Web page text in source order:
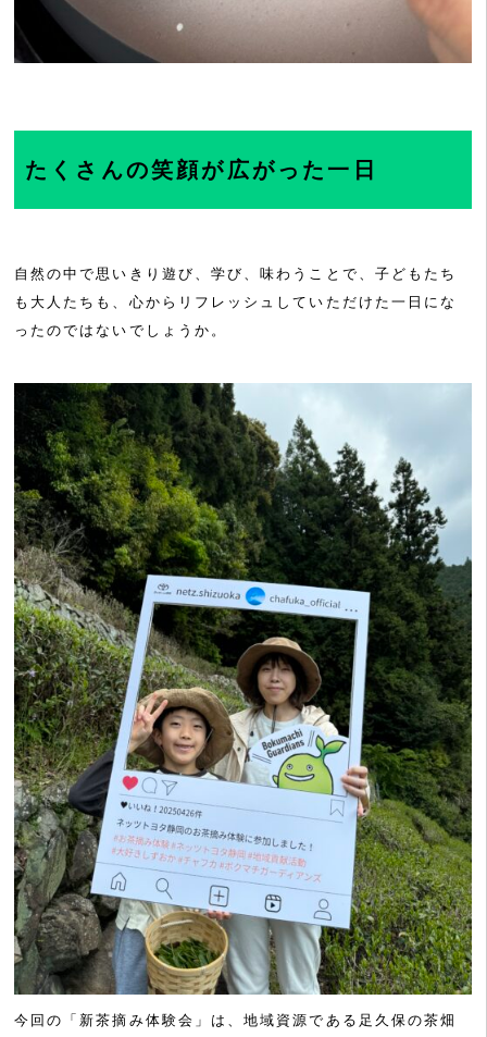
たくさんの笑顔が広がった一日
自然の中で思いきり遊び、学び、味わうことで、子どもたち
も大人たちも、心からリフレッシュしていただけた一日にな
ったのではないでしょうか。
今回の「新茶摘み体験会」は、地域資源である足久保の茶畑